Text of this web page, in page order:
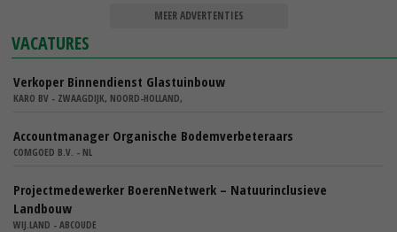
MEER ADVERTENTIES
VACATURES
Verkoper Binnendienst Glastuinbouw
KARO BV - ZWAAGDIJK, NOORD-HOLLAND,
Accountmanager Organische Bodemverbeteraars
COMGOED B.V. - NL
Projectmedewerker BoerenNetwerk – Natuurinclusieve
Landbouw
WIJ.LAND - ABCOUDE